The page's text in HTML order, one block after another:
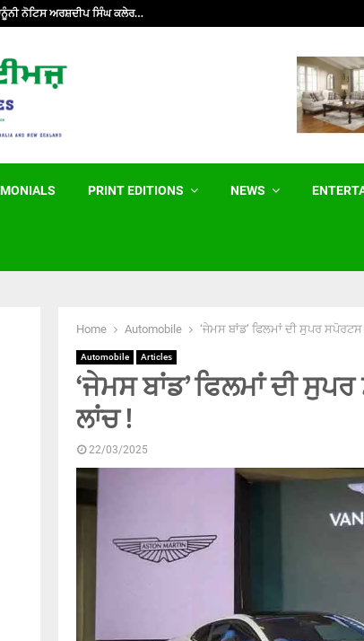
ਨੋਟਿਸ ਅਰਸ਼ਦੀਪ ਸਿੰਘ ਕਲੇਰ…
PRINT EDITIONS NEWS
Home Automobile ‘ਜੇਮਸ ਬਾਂਡ’ ਫਿਲਮਾਂ ਦੀ ਸੁਪਰ
Automobile Articles
‘ਜੇਮਸ ਬਾਂਡ’ ਫਿਲਮਾਂ ਦੀ
ਲਾਂਚ !
22/03/2025